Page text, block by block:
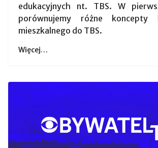
edukacyjnych nt. TBS. W
porównujemy różne koncepty
mieszkalnego do TBS.
Więcej…